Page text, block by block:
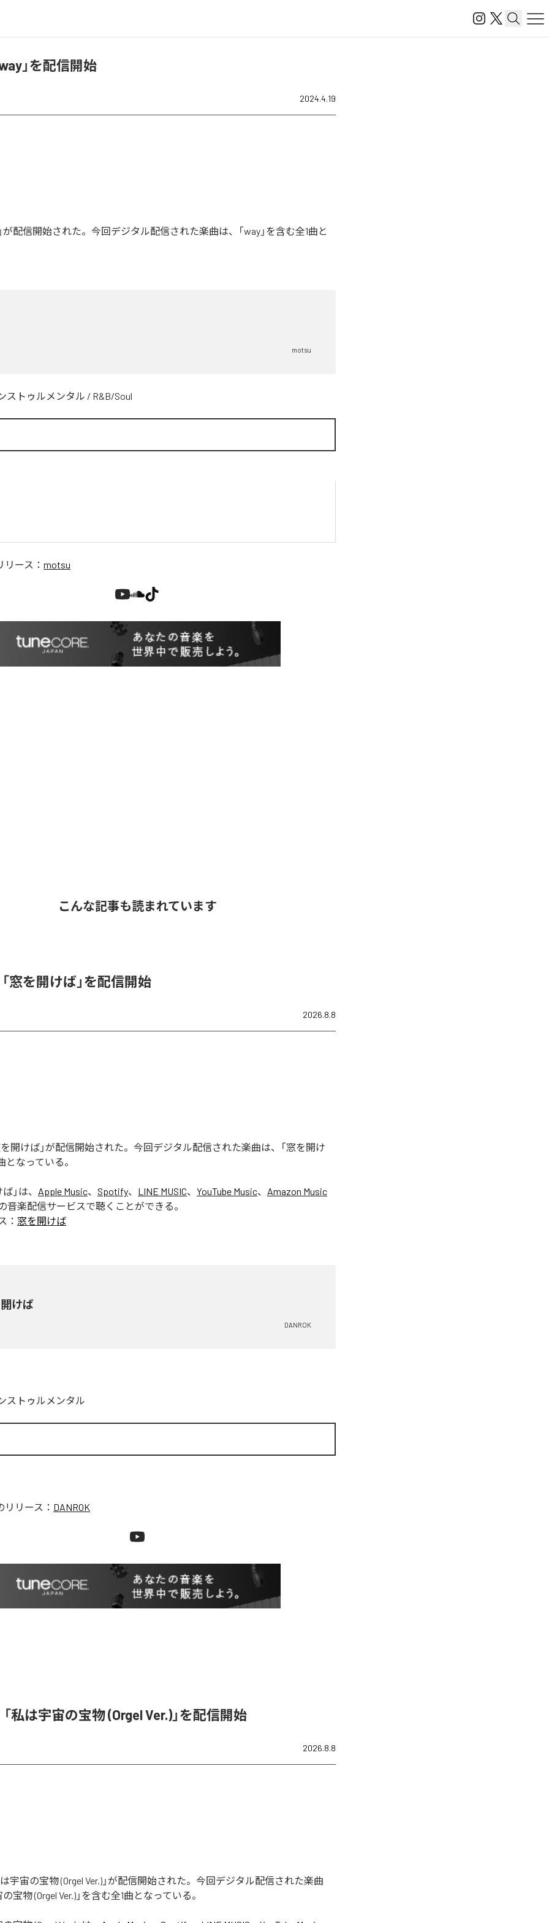
」を配信開始
2024.4.19
が配信開始された。今回デジタル配信された楽曲は、「way」を含む全1曲と
motsu
ストゥルメンタル / R&B/Soul
リース： motsu
こんな記事も読まれています
窓を開けば」を配信開始
2026.8.8
を開けば」が配信開始された。今回デジタル配信された楽曲は、「窓を開け
となっている。
ば 」は、 Apple Music、 Spotify、 LINE MUSIC、 YouTube Music、 Amazon Music
音楽配信サービスで聴くことができる。
： 窓を開けば
けば
DANROK
ストゥルメンタル
リリース： DANROK
私は宇宙の宝物 (Orgel Ver.)」を配信開始
2026.8.8
宇宙の宝物 (Orgel Ver.)」が配信開始された。今回デジタル配信された楽曲
宝物 (Orgel Ver.)」を含む全1曲となっている。